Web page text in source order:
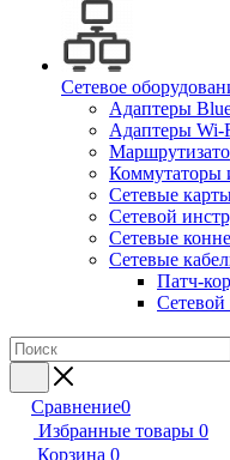
Сетевое
Адаптеры
Адаптеры Wi-
Коммутаторы
Сетевые
Сетевой
Сетевые
Сетевые
Патч-
Сетевой
Сравнение0
Избранные товары 0
Корзина 0